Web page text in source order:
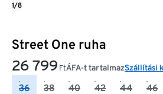
Street One ruha
26 799 FtÁFA-t tartalmazSzállítási
36 38 40 42 44 46
1/8